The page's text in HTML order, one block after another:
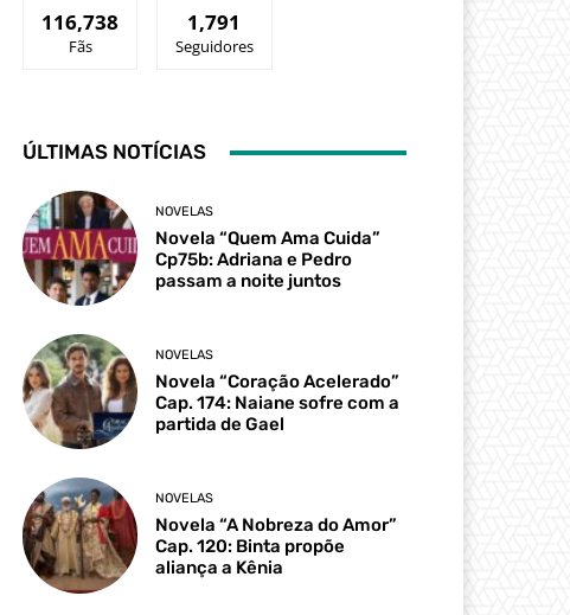
116,738
Fãs
1,791
Seguidores
ÚLTIMAS NOTÍCIAS
NOVELAS
Novela “Quem Ama Cuida”
Cp75b: Adriana e Pedro
passam a noite juntos
NOVELAS
Novela “Coração Acelerado”
Cap. 174: Naiane sofre com a
partida de Gael
NOVELAS
Novela “A Nobreza do Amor”
Cap. 120: Binta propõe
aliança a Kênia